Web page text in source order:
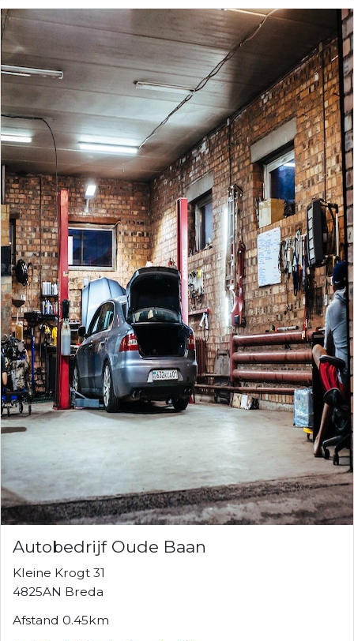
Autobedrijf Oude Baan
Kleine Krogt 31
4825AN Breda
Afstand 0.45km